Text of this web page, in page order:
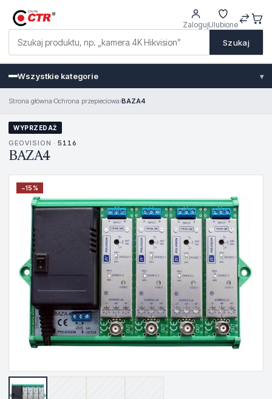
Szukaj
ZalogujUlubione
Wszystkie kategorie ▾
Strona główna›Ochrona przepieciowa›BAZA4
WYPRZEDAŻ
GEOVISION · 5116
BAZA4
−15%